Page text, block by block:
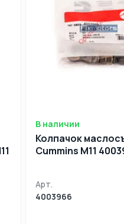
В наличии
Колпачок
Арт.
4003966